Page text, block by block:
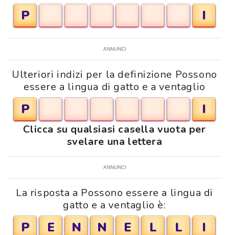
P
I
ANNUNCI
Ulteriori indizi per la definizione Possono
essere a lingua di gatto e a ventaglio
P I
Clicca su qualsiasi casella vuota per
svelare una lettera
ANNUNCI
La risposta a Possono essere a lingua di
gatto e a ventaglio è:
P E N N E L L I